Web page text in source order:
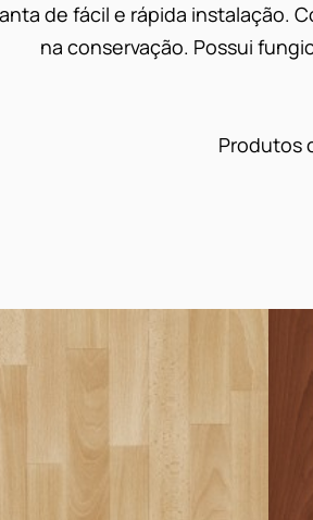
de fácil e rápida instalação.
na conservação. Possui
Produtos